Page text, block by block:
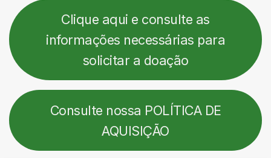
Clique aqui e consulte as
informações necessárias para
solicitar a doação
Consulte nossa POLÍTICA DE
AQUISIÇÃO